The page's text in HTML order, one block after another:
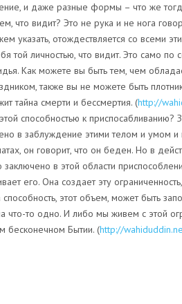
и даже разные формы – что же
что видит? Это не рука и не нога
указать, отождествляется со всеми
той личностью, что видит. Это само
Как можете вы быть тем, чем
также вы не можете быть
тайна смерти и бессмертия. (http://
способностью к
в заблуждение этими телом и умом и
он говорит, что он беден. Но в
в этой области
его. Она создает эту
этот объем, может быть
что-то одно. И либо мы живем с этой
бесконечном Бытии. (http://